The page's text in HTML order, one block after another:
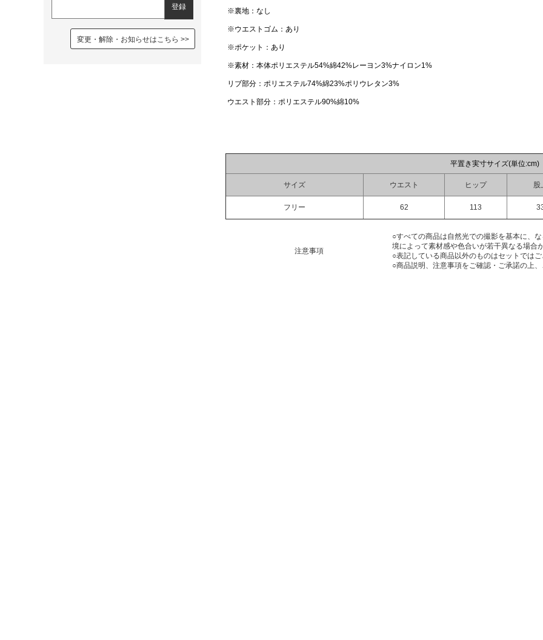
※裏地：なし
※ウエストゴム：あり
※ポケット：あり
※素材：本体ポリエステル54%綿42%レーヨン3%ナイロン1%
リブ部分：ポリエステル74%綿23%ポリウレタン3%
ウエスト部分：ポリエステル90%綿10%
平置き実寸サイズ(単位:cm)
サイズ ウエスト ヒップ 股
フリー 62 113
注意事項
○すべての商品は自然光での撮影を基本に、
境によって素材感や色合いが若干異なる場合
○表記している商品以外のものはセットでは
○商品説明、注意事項をご確認・ご承諾の上
変更・解除・お知らせはこちら